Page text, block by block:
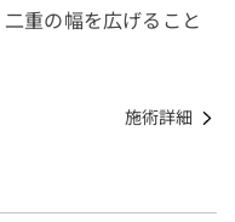
重の幅を広げること
施術詳細